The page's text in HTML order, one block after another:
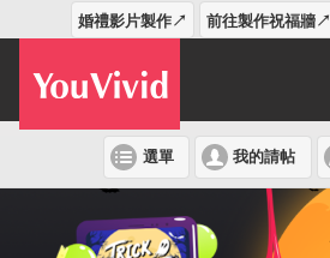
婚禮影片製作↗ 前往製作祝福牆↗
選單 我的請帖